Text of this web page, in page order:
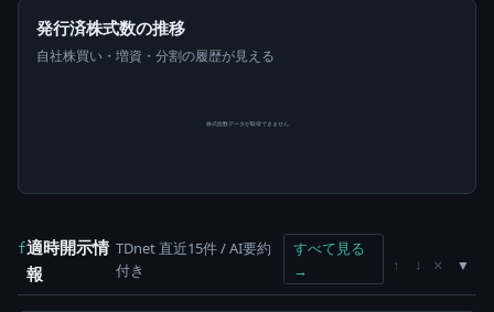
発行済株式数の推移
自社株買い・増資・分割の履歴が見える
株式総数データが取得できません
f適時開示情
報
TDnet 直近15件 / AI要約
付き
すべて見る
→
↑ ↓ ×